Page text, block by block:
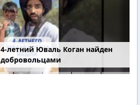
4-летний Юваль Коган найден
добровольцами